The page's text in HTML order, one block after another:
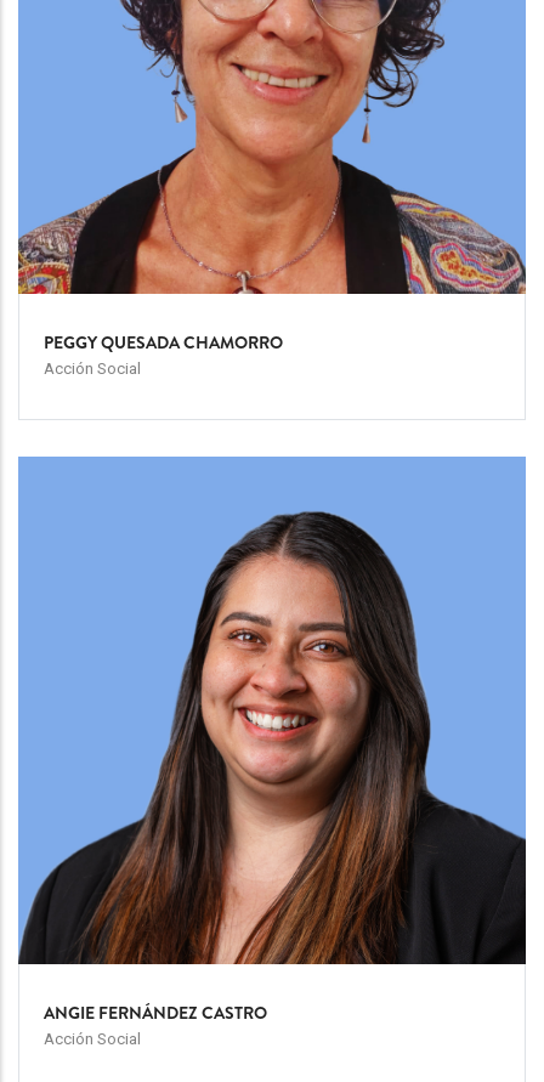
PEGGY QUESADA CHAMORRO
Acción Social
ANGIE FERNÁNDEZ CASTRO
Acción Social